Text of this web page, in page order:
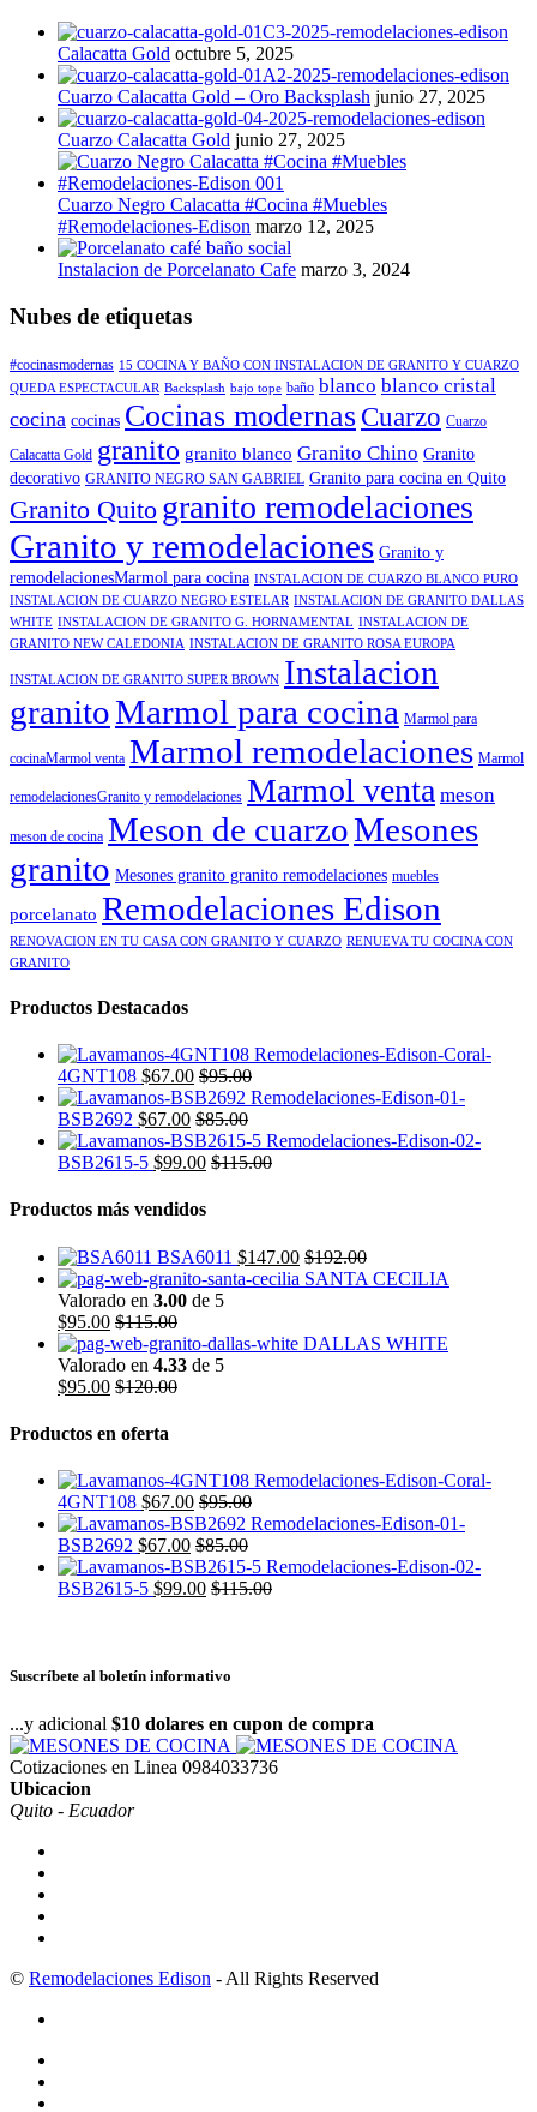
Calacatta Gold octubre 5, 2025
Cuarzo Calacatta Gold – Oro Backsplash junio 27, 2025
Cuarzo Calacatta Gold junio 27, 2025
Cuarzo Negro Calacatta #Cocina #Muebles
#Remodelaciones-Edison marzo 12, 2025
Instalacion de Porcelanato Cafe marzo 3, 2024
Nubes de etiquetas
#cocinasmodernas 15 COCINA Y BAÑO CON INSTALACION DE GRANITO Y CUARZO
QUEDA ESPECTACULAR Backsplash bajo tope baño blanco blanco cristal
cocina cocinas Cocinas modernas Cuarzo Cuarzo
Calacatta Gold granito granito blanco Granito Chino Granito
decorativo GRANITO NEGRO SAN GABRIEL Granito para cocina en Quito
Granito Quito granito remodelaciones
Granito y remodelaciones Granito y
remodelacionesMarmol para cocina INSTALACION DE CUARZO BLANCO PURO
INSTALACION DE CUARZO NEGRO ESTELAR INSTALACION DE GRANITO DALLAS
WHITE INSTALACION DE GRANITO G. HORNAMENTAL INSTALACION DE
GRANITO NEW CALEDONIA INSTALACION DE GRANITO ROSA EUROPA
INSTALACION DE GRANITO SUPER BROWN Instalacion
granitoMarmol para cocina Marmol para
cocinaMarmol venta Marmol remodelaciones Marmol
remodelacionesGranito y remodelaciones Marmol venta meson
meson de cocina Meson de cuarzoMesones
granito Mesones granito granito remodelaciones muebles
porcelanato Remodelaciones Edison
RENOVACION EN TU CASA CON GRANITO Y CUARZO RENUEVA TU COCINA CON
GRANITO
Productos Destacados
4GNT108 $67.00 $95.00
BSB2692 $67.00 $85.00
BSB2615-5 $99.00 $115.00
Productos más vendidos
BSA6011 $147.00 $192.00
SANTA CECILIA
Valorado en 3.00 de 5
$95.00 $115.00
DALLAS WHITE
Valorado en 4.33 de 5
$95.00 $120.00
Productos en oferta
4GNT108 $67.00 $95.00
BSB2692 $67.00 $85.00
BSB2615-5 $99.00 $115.00
Suscríbete al boletín informativo
...y adicional $10 dolares en cupon de compra
Cotizaciones en Linea 0984033736
Ubicacion
Quito - Ecuador
© Remodelaciones Edison - All Rights Reserved